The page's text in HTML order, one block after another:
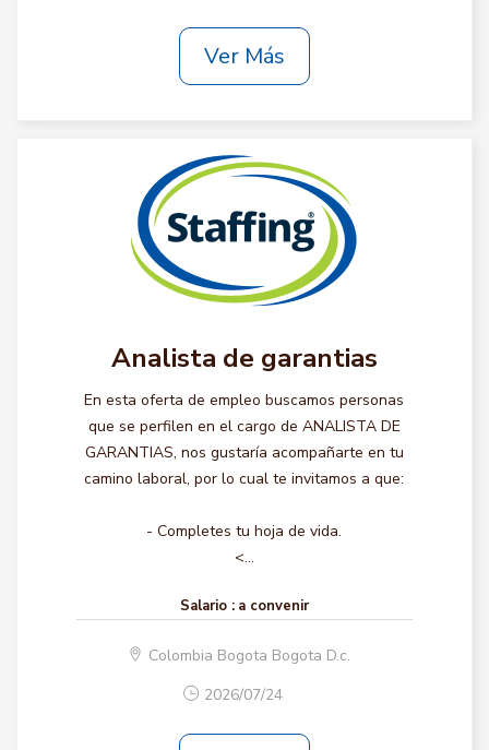
Ver Más
Analista de garantias
En esta oferta de empleo buscamos personas
que se perfilen en el cargo de ANALISTA DE
GARANTIAS, nos gustaría acompañarte en tu
camino laboral, por lo cual te invitamos a que:
- Completes tu hoja de vida.
<...
Salario : a convenir
Colombia Bogota Bogota D.c.
2026/07/24